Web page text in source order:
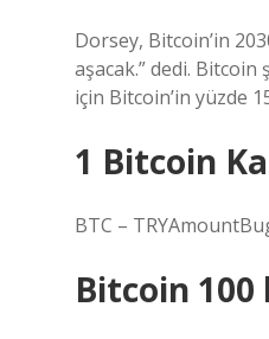
Dorsey, Bitcoin’in
aşacak.” dedi.
için Bitcoin’in yüzde
1 Bitcoin
BTC –
Bitcoin